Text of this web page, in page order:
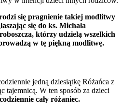
się pragnienie takiej modlitwy
się do ks. Michała
którzy udzielą wszelkich
w tę piękną modlitwę.
jedną dziesiątkę Różańca z
tajemnicą. W ten sposób za dzieci
codziennie cały różaniec.